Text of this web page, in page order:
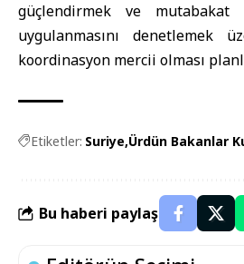
güçlendirmek ve mutabakat
uygulanmasını denetlemek
koordinasyon mercii olması
Etiketler: Suriye Ürdün Bakanlar
Bu haberi paylaş